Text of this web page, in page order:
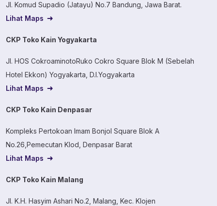
Jl. Komud Supadio (Jatayu) No.7 Bandung, Jawa Barat.
Lihat Maps
CKP Toko Kain Yogyakarta
Jl. HOS CokroaminotoRuko Cokro Square Blok M (Sebelah
Hotel Ekkon) Yogyakarta, D.I.Yogyakarta
Lihat Maps
CKP Toko Kain Denpasar
Kompleks Pertokoan Imam Bonjol Square Blok A
No.26,Pemecutan Klod, Denpasar Barat
Lihat Maps
CKP Toko Kain Malang
Jl. K.H. Hasyim Ashari No.2, Malang, Kec. Klojen